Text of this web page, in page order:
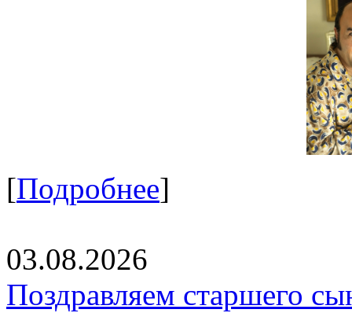
[Подробнее]
03.08.2026
Поздравляем старшего